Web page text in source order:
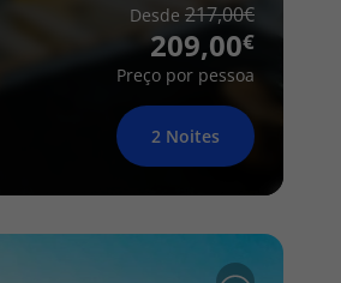
Desde 217,00
209,00
Preço por pessoa
2 Noites